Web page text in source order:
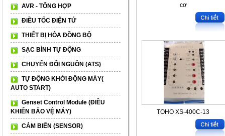
AVR - TỔNG HỢP
ĐIỀU TỐC ĐIỆN TỬ
THIẾT BỊ HÒA ĐỒNG BỘ
SẠC BÌNH TỰ ĐỘNG
CHUYỂN ĐỔI NGUỒN (ATS)
TỰ ĐỘNG KHỞI ĐỘNG MÁY(
AUTO START)
Genset Control Module (ĐIỀU
KHIỂN BẢO VỆ MÁY)
CẢM BIẾN (SENSOR)
cơ
TOHO XS-400C-13